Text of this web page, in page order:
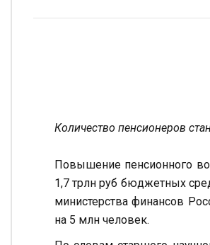
Количество пенсионеров
Повышение пенсионного
1,7 трлн руб бюджетных
министерства финансов
на 5 млн человек.